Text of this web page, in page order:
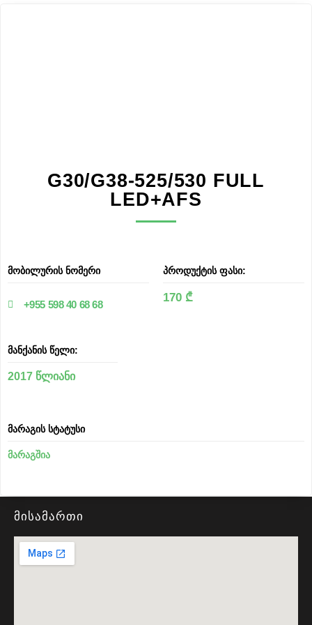
G30/G38-525/530 FULL
LED+AFS
მობილურის ნომერი
+955 598 40 68 68
პროდუქტის ფასი:
170 ₾
მანქანის წელი:
2017 წლიანი
მარაგის სტატუსი
მარაგშია
მისამართი